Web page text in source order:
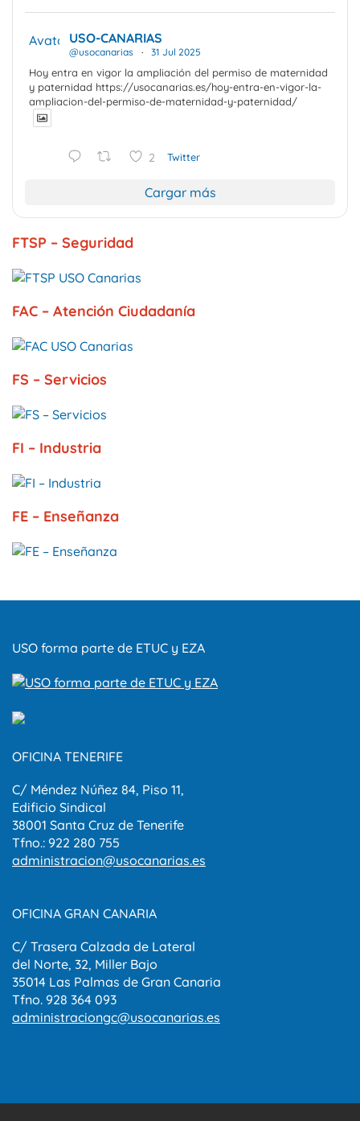
Avatar USO-CANARIAS
@usocanarias · 31 Jul 2025
Hoy entra en vigor la ampliación del permiso de maternidad
y paternidad https://usocanarias.es/hoy-entra-en-vigor-la-
ampliacion-del-permiso-de-maternidad-y-paternidad/
2 Twitter
Cargar más
FTSP – Seguridad
FAC – Atención Ciudadanía
FS – Servicios
FI – Industria
FE – Enseñanza
USO forma parte de ETUC y EZA
OFICINA TENERIFE
C/ Méndez Núñez 84, Piso 11,
Edificio Sindical
38001 Santa Cruz de Tenerife
Tfno.: 922 280 755
administracion@usocanarias.es
OFICINA GRAN CANARIA
C/ Trasera Calzada de Lateral
del Norte, 32, Miller Bajo
35014 Las Palmas de Gran Canaria
Tfno. 928 364 093
administraciongc@usocanarias.es